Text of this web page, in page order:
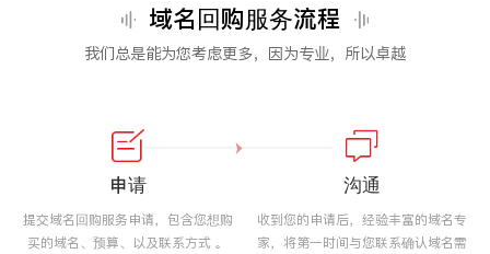
域名回购服务流程
我们总是能为您考虑更多，因为专业，所以卓越
申请
提交域名回购服务申请，包含您想购
买的域名、预算、以及联系方式 。
沟通
收到您的申请后，经验丰富的域名专
家，将第一时间与您联系确认域名需